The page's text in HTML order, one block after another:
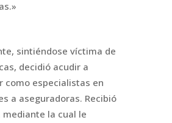
sintiéndose víctima de
decidió acudir a
como especialistas en
a aseguradoras. Recibió
mediante la cual le